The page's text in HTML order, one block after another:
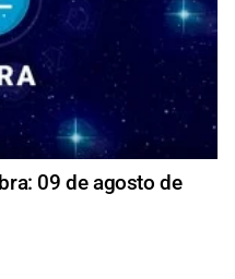
09 de agosto de